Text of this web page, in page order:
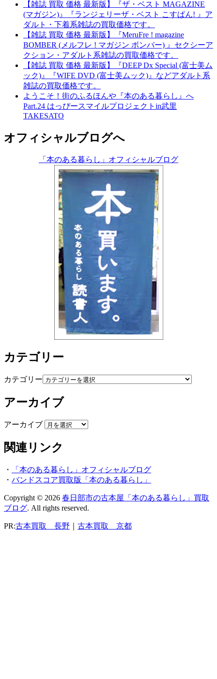
【雑誌 買取 価格 最新版】『ザ・ベスト MAGAZINE
(マガジン)』『ランジェリーザ・ベスト こすぱん! 』ア
ダルト・下着系雑誌の買取価格です。
【雑誌 買取 価格 最新版】『MeruFre ! magazine
BOMBER (メルフレ ! マガジン ボンバー) 』セクシーア
クション・アダルト系雑誌の買取価格です。
【雑誌 買取 価格 最新版】『DEEP Dx Special (富士美ム
ック)』『WIFE DVD (富士美ムック)』などアダルト系
雑誌の買取価格です。
ようこそ！街のふるほんや『本のある暮らし』へ
Part.24 はっぴースマイルプロジェクトin武里
TAKESATO
オフィシャルブログへ
「本のある暮らし」オフィシャルブログ
カテゴリー
カテゴリー
アーカイブ
アーカイブ
関連リンク
・
「本のある暮らし」オフィシャルブログ
・ バンドスコア買取版「本のある暮らし」
Copyright © 2026 春日部市の古本屋「本のある暮らし」買取
ブログ. All rights reserved.
PR:古本買取 長野 古本買取 京都